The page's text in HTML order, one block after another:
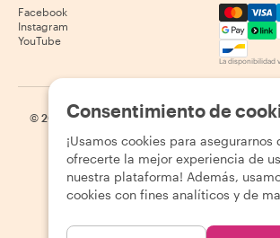
Facebook
Instagram
YouTube
La disponibilidad
© 2026 Withlocals.com | Política de privacidad |
Consentimiento de
¡Usamos cookies para asegurarnos
ofrecerte la mejor experiencia de
nuestra plataforma! Además,
cookies con fines analíticos y de